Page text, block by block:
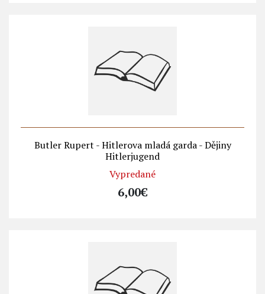
Butler Rupert - Hitlerova mladá garda - Dějiny
Hitlerjugend
Vypredané
6,00€